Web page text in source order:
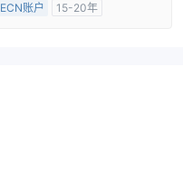
ECN账户
15-20年